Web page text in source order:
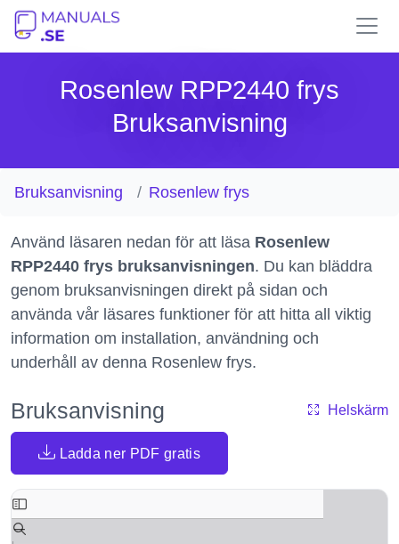
Rosenlew RPP2440 frys
Bruksanvisning
Bruksanvisning Rosenlew frys
Använd läsaren nedan för att läsa Rosenlew
RPP2440 frys bruksanvisningen. Du kan bläddra
genom bruksanvisningen direkt på sidan och
använda vår läsares funktioner för att hitta all viktig
information om installation, användning och
underhåll av denna Rosenlew frys.
Bruksanvisning Helskärm
Ladda ner PDF gratis